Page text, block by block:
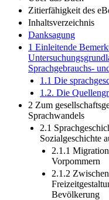
Zitierfähigkeit des
Inhaltsverzeichnis
Danksagung
1 Einleitende
Sprachgebrauchs-
1.1 Die
1.2. Die
2 Zum
Sprachwandels
2.1
Sozialgeschichte
2.1.1
Vorpommern
2.1.2
Bevölkerung